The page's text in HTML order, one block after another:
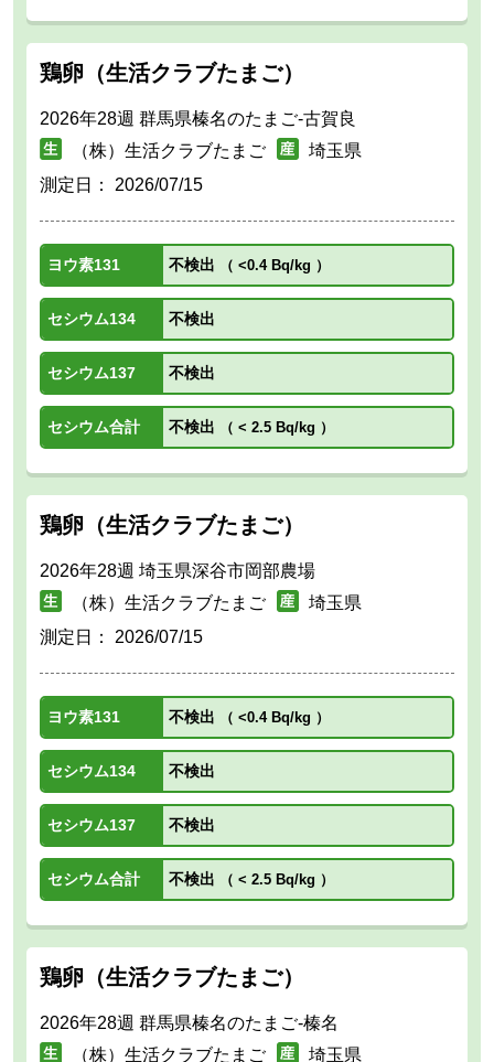
鶏卵（生活クラブたまご）
2026年28週 群馬県榛名のたまご-古賀良
（株）生活クラブたまご
埼玉県
測定日： 2026/07/15
ヨウ素131 不検出 （ <0.4 Bq/kg ）
セシウム134 不検出
セシウム137 不検出
セシウム合計 不検出 （ < 2.5 Bq/kg ）
鶏卵（生活クラブたまご）
2026年28週 埼玉県深谷市岡部農場
（株）生活クラブたまご
埼玉県
測定日： 2026/07/15
ヨウ素131 不検出 （ <0.4 Bq/kg ）
セシウム134 不検出
セシウム137 不検出
セシウム合計 不検出 （ < 2.5 Bq/kg ）
鶏卵（生活クラブたまご）
2026年28週 群馬県榛名のたまご-榛名
（株）生活クラブたまご
埼玉県